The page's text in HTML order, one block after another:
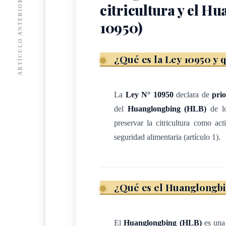
Declárese de prioridad fitosanitaria la
manejo integral, la mitigación, el combate
categoría, incluidos los productos genéricos,
conformidad con las facultades otorgadas
Programa Nacional para la Defensa de la
citricultura y el
10950)
¿Qué es la Ley 10950 y
La Ley N° 10950declara de
del Huanglongbing (HLB) de
preservar la citricultura como
seguridad alimentaria (artículo 1).
¿Qué es el
ElHuanglongbing (HLB)es una
ARTÍCULO ANTERIOR